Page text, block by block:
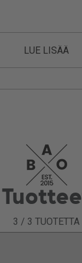
LUE LISÄÄ
3 / 3 TUOTETTA